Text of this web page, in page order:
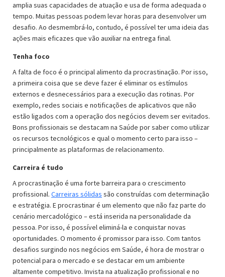
amplia suas capacidades de atuação e usa de forma adequada o
tempo. Muitas pessoas podem levar horas para desenvolver um
desafio. Ao desmembrá-lo, contudo, é possível ter uma ideia das
ações mais eficazes que vão auxiliar na entrega final.
Tenha foco
A falta de foco é o principal alimento da procrastinação. Por isso,
a primeira coisa que se deve fazer é eliminar os estímulos
externos e desnecessários para a execução das rotinas. Por
exemplo, redes sociais e notificações de aplicativos que não
estão ligados com a operação dos negócios devem ser evitados.
Bons profissionais se destacam na Saúde por saber como utilizar
os recursos tecnológicos e qual o momento certo para isso –
principalmente as plataformas de relacionamento.
Carreira é tudo
A procrastinação é uma forte barreira para o crescimento
profissional. Carreiras sólidas são construídas com determinação
e estratégia. E procrastinar é um elemento que não faz parte do
cenário mercadológico – está inserida na personalidade da
pessoa. Por isso, é possível eliminá-la e conquistar novas
oportunidades. O momento é promissor para isso. Com tantos
desafios surgindo nos negócios em Saúde, é hora de mostrar o
potencial para o mercado e se destacar em um ambiente
altamente competitivo. Invista na atualização profissional e no